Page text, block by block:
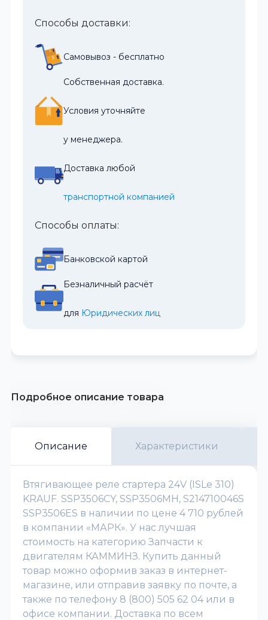
Способы доставки:
Самовывоз - бесплатно
Собственная доставка.
Условия уточняйте
у менеджера.
Доставка любой
транспортной компанией
Способы оплаты:
Банковской картой
Безналичный расчёт
для Юридических лиц
Подробное описание товара
Описание Характеристики
Втягивающее реле стартера 24V (ISLe 310)
KRAUF. SSP3506CY, SSP3506MH, S214710046S
SSP3506ES в наличии по цене 4 710 рублей
в компании «МАРК». У нас лучшая
стоимость на категорию Запчасти к
двигателям КАММИНЗ. Купить данный
товар можно оформив заказ в интернет-
магазине, или отправив заявку по почте, а
также по телефону 8 (800) 505 62 04 или в
офисе компании. Доставка по всем